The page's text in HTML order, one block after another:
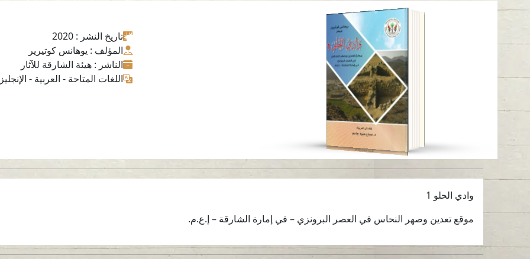
وادي الحلو 1
قراءة باللغة
-العربية
-الإنجليزية
تاريخ النشر : 2020
المؤلف : يوهانس كوتيرير
الناشر : هيئة الشارقة للآثار
اللغات المتاحة - العربية -
وادي الحلو 1
موقع تعدين وصهر النحاس في العصر البرونزي – في إمارة الشارقة – إ.ع.م.